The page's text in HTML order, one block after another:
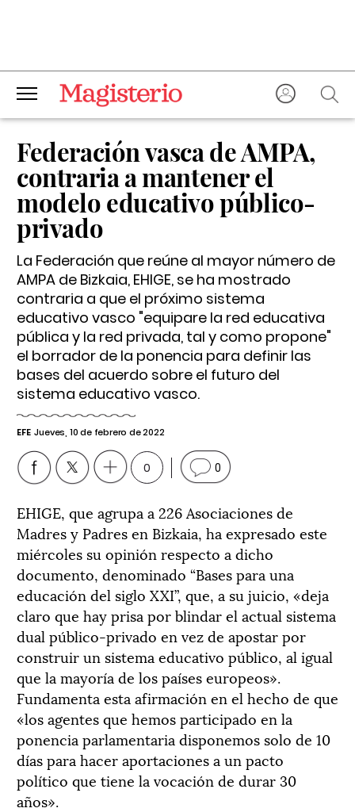
Federación vasca de AMPA,
contraria a mantener el
modelo educativo público-
privado
La Federación que reúne al mayor número de
AMPA de Bizkaia, EHIGE, se ha mostrado
contraria a que el próximo sistema
educativo vasco "equipare la red educativa
pública y la red privada, tal y como propone"
el borrador de la ponencia para definir las
bases del acuerdo sobre el futuro del
sistema educativo vasco.
EFE Jueves, 10 de febrero de 2022
0 0
EHIGE, que agrupa a 226 Asociaciones de
Madres y Padres en Bizkaia, ha expresado este
miércoles su opinión respecto a dicho
documento, denominado “Bases para una
educación del siglo XXI”, que, a su juicio, «deja
claro que hay prisa por blindar el actual sistema
dual público-privado en vez de apostar por
construir un sistema educativo público, al igual
que la mayoría de los países europeos».
Fundamenta esta afirmación en el hecho de que
«los agentes que hemos participado en la
ponencia parlamentaria disponemos solo de 10
días para hacer aportaciones a un pacto
político que tiene la vocación de durar 30
años».